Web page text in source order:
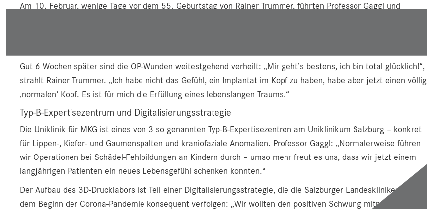
Am 10. Februar, wenige Tage vor dem 55. Geburtstag von Rainer Trummer, führten Professor Gaggl und
Gut 6 Wochen später sind die OP-Wunden weitestgehend verheilt: „Mir geht’s bestens, ich bin total glücklich!“,
strahlt Rainer Trummer. „Ich habe nicht das Gefühl, ein Implantat im Kopf zu haben, habe aber jetzt einen völlig
‚normalen‘ Kopf. Es ist für mich die Erfüllung eines lebenslangen Traums.“
Typ-B-Expertisezentrum und Digitalisierungsstrategie
Die Uniklinik für MKG ist eines von 3 so genannten Typ-B-Expertisezentren am Uniklinikum Salzburg – konkret
für Lippen-, Kiefer- und Gaumenspalten und kraniofaziale Anomalien. Professor Gaggl: „Normalerweise führen
wir Operationen bei Schädel-Fehlbildungen an Kindern durch – umso mehr freut es uns, dass wir jetzt einem
langjährigen Patienten ein neues Lebensgefühl schenken konnten.“
Der Aufbau des 3D-Drucklabors ist Teil einer Digitalisierungsstrategie, die die Salzburger Landeskliniken seit
dem Beginn der Corona-Pandemie konsequent verfolgen: „Wir wollten den positiven Schwung mitnehmen, den